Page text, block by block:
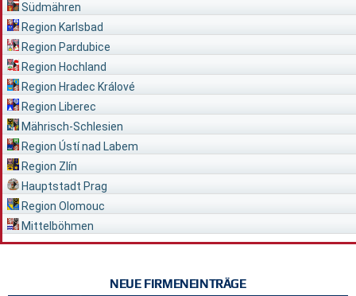
Südmähren
Region Karlsbad
Region Pardubice
Region Hochland
Region Hradec Králové
Region Liberec
Mährisch-Schlesien
Region Ústí nad Labem
Region Zlín
Hauptstadt Prag
Region Olomouc
Mittelböhmen
NEUE FIRMENEINTRÄGE